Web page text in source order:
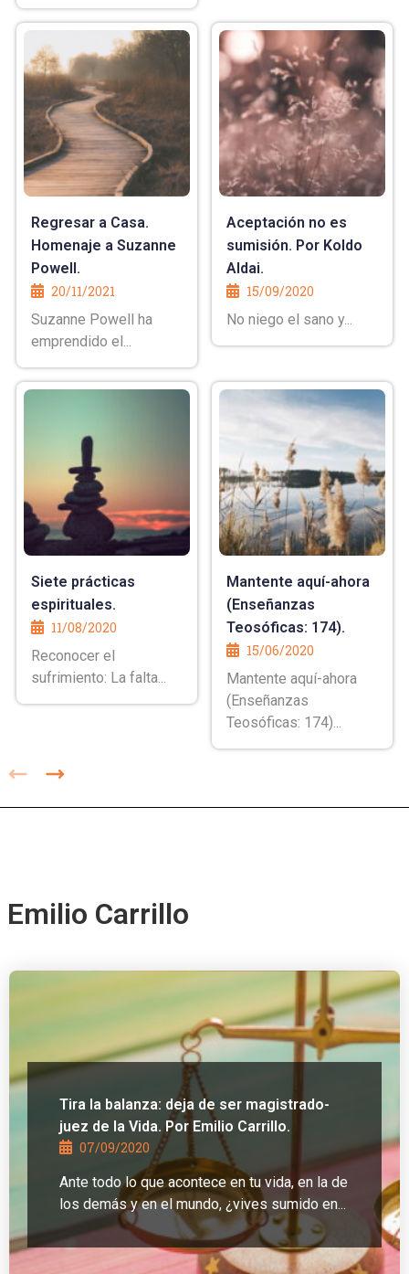
Regresar a Casa.
Homenaje a Suzanne
Powell.
20/11/2021
Suzanne Powell ha
emprendido el...
Aceptación no es
sumisión. Por Koldo
Aldai.
15/09/2020
No niego el sano y...
Siete prácticas
espirituales.
11/08/2020
Reconocer el
sufrimiento: La falta...
Mantente aquí-ahora
(Enseñanzas
Teosóficas: 174).
15/06/2020
Mantente aquí-ahora
(Enseñanzas
Teosóficas: 174)...
Emilio Carrillo
Tira la balanza: deja de ser magistrado-
juez de la Vida. Por Emilio Carrillo.
07/09/2020
Ante todo lo que acontece en tu vida, en la de
los demás y en el mundo, ¿vives sumido en...